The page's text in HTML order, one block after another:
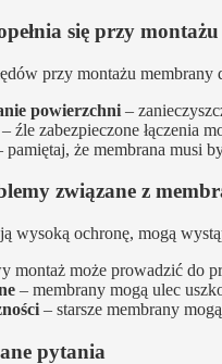
się przy
przy montażu membrany
powierzchni –
– źle zabezpieczone łączenia
pamiętaj, że membrana musi
związane z
wysoką ochronę, mogą
montaż może prowadzić do
– membrany mogą ulec
– starsze membrany
pytania